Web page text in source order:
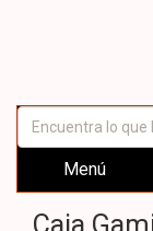
Menú